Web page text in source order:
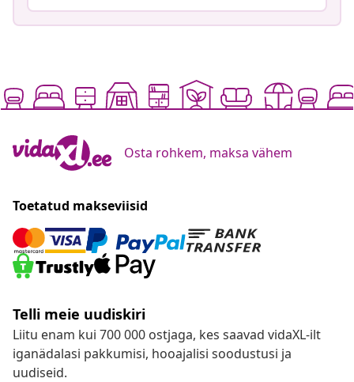
Osta rohkem, maksa vähem
Toetatud makseviisid
Telli meie uudiskiri
Liitu enam kui 700 000 ostjaga, kes saavad vidaXL-ilt
iganädalasi pakkumisi, hooajalisi soodustusi ja
uudiseid.